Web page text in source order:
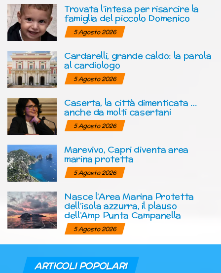
Trovata l’intesa per risarcire la
famiglia del piccolo Domenico
5 Agosto 2026
Cardarelli, grande caldo: la parola
al cardiologo
5 Agosto 2026
Caserta, la città dimenticata …
anche da molti casertani
5 Agosto 2026
Marevivo, Capri diventa area
marina protetta
5 Agosto 2026
Nasce l’Area Marina Protetta
dell’isola azzurra, il plauso
dell’Amp Punta Campanella
5 Agosto 2026
ARTICOLI POPOLARI